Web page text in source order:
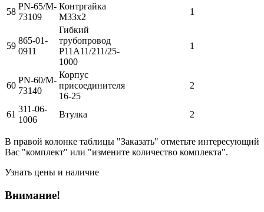
58
PN-65/M-
73109
Контргайка
М33х2
1
59
865-01-
0911
Гибкий
трубопровод
Р11А11/211/25-
1000
1
60
PN-60/M-
73140
Корпус
присоединителя
16-25
2
61
311-06-
1006
Втулка 2
В правой колонке таблицы "Заказать" отметьте интересующий
Вас "комплект" или "измените количество комплекта".
Узнать цены и наличие
Внимание!